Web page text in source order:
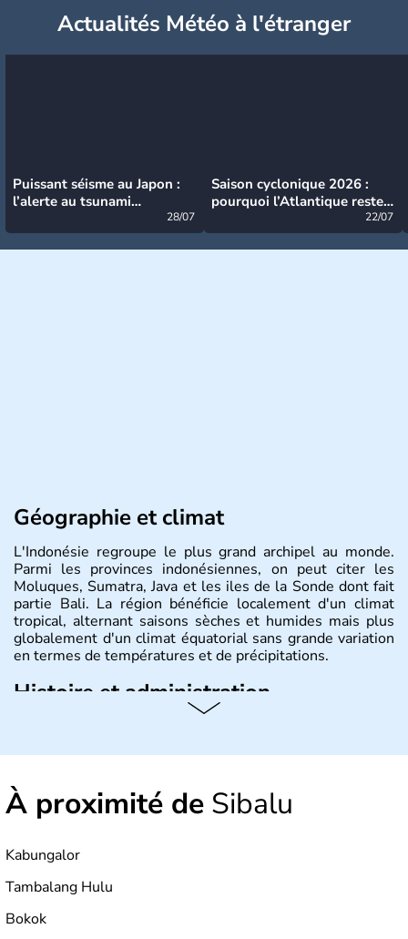
Actualités Météo à l'étranger
Puissant séisme au Japon :
l’alerte au tsunami
28/07
Saison cyclonique 2026 :
pourquoi l’Atlantique reste
22/07
Géographie et climat
L'Indonésie regroupe le plus grand archipel au monde.
Parmi les provinces indonésiennes, on peut citer les
Moluques, Sumatra, Java et les iles de la Sonde dont fait
partie Bali. La région bénéficie localement d'un climat
tropical, alternant saisons sèches et humides mais plus
globalement d'un climat équatorial sans grande variation
en termes de températures et de précipitations.
Histoire et administration
6000 sont habitées. C'est en 1945 que son
200 millions d'habitants, élevés dans le respect des
cultures et le culte du corps, notamment au travers des
À proximité de Sibalu
Kabungalor
Tambalang Hulu
Bokok